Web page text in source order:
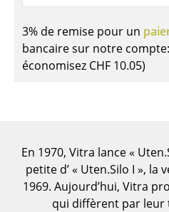
Tables de conférence et
Tables hautes & Pupitres
Chariots & Dessertes
Pièces détachées
... voir toutes les tables
3% de remise pour un
bancaire sur notre compte:
économisez CHF 10.05)
En 1970, Vitra lance «
petite d’ « Uten.Silo I », la
1969. Aujourd’hui, Vitra
qui diffèrent par leur